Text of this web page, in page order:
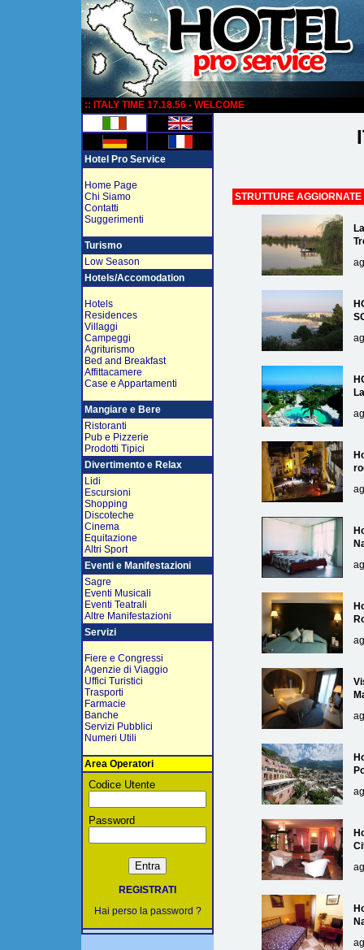
:: ITALY TIME 17.18.56 - WELCOME
Hotel Pro Service
Home Page
Chi Siamo
Contatti
Suggerimenti
Turismo
Low Season
Hotels/Accomodation
Hotels
Residences
Villaggi
Campeggi
Agriturismo
Bed and Breakfast
Affittacamere
Case e Appartamenti
Mangiare e Bere
Ristoranti
Pub e Pizzerie
Prodotti Tipici
Divertimento e Relax
Lidi
Escursioni
Shopping
Discoteche
Cinema
Equitazione
Altri Sport
Eventi e Manifestazioni
Sagre
Eventi Musicali
Eventi Teatrali
Altre Manifestazioni
Servizi
Fiere e Congressi
Agenzie di Viaggio
Uffici Turistici
Trasporti
Farmacie
Banche
Servizi Pubblici
Numeri Utili
Area Operatori
Codice Utente
Password
REGISTRATI
Hai perso la password ?
STRUTTURE